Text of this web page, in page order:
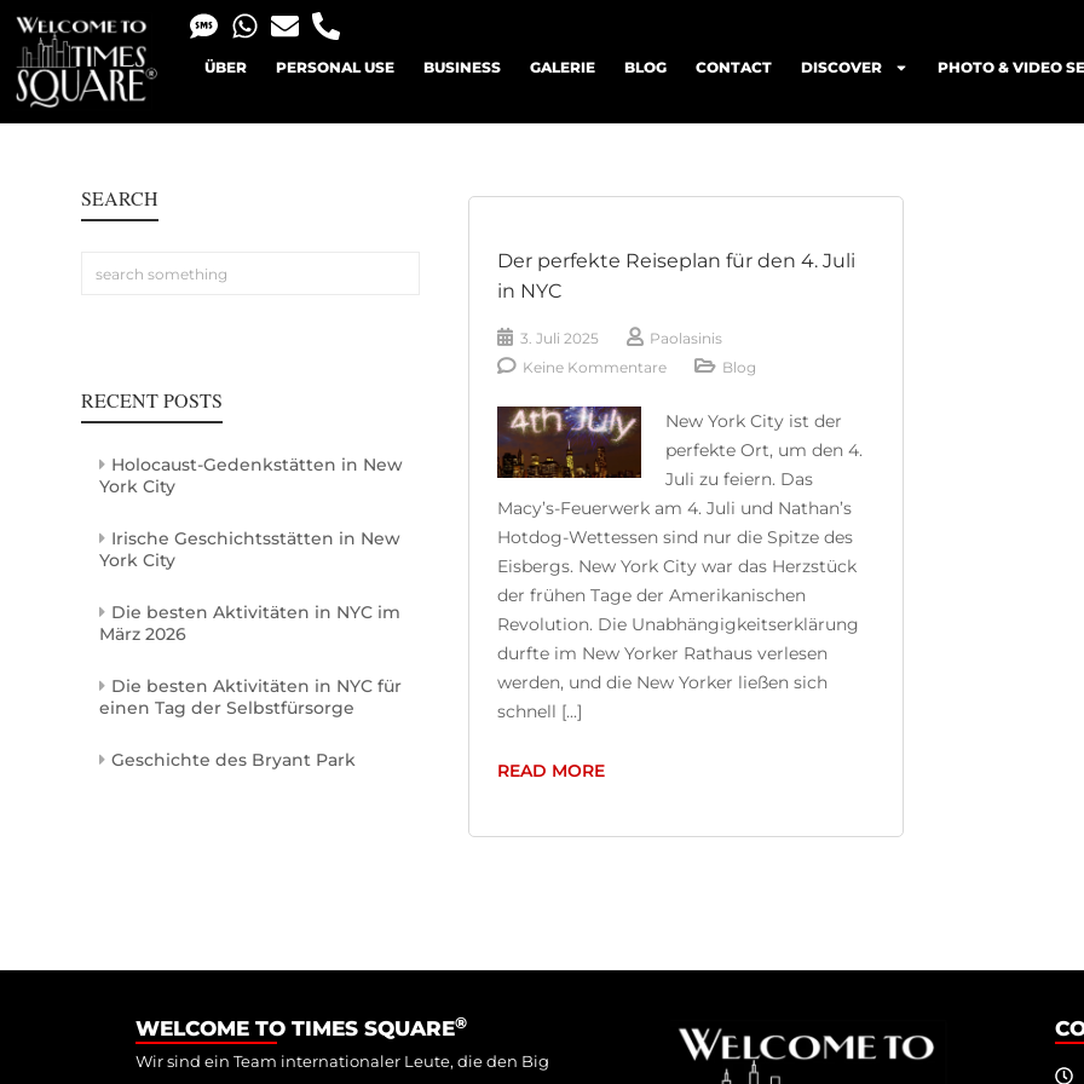
ÜBER PERSONAL USE BUSINESS GALERIE BLOG CONTACT DISCOVER PHOTO & VIDEO
SEARCH
RECENT POSTS
Holocaust-Gedenkstätten in New
York City
Irische Geschichtsstätten in New
York City
Die besten Aktivitäten in NYC im
März 2026
Die besten Aktivitäten in NYC für
einen Tag der Selbstfürsorge
Geschichte des Bryant Park
Der perfekte Reiseplan für den 4. Juli
in NYC
3. Juli 2025
Paolasinis
Keine Kommentare
Blog
New York City ist der
perfekte Ort, um den 4.
Juli zu feiern. Das
Macy’s-Feuerwerk am 4. Juli und Nathan’s
Hotdog-Wettessen sind nur die Spitze des
Eisbergs. New York City war das Herzstück
der frühen Tage der Amerikanischen
Revolution. Die Unabhängigkeitserklärung
durfte im New Yorker Rathaus verlesen
werden, und die New Yorker ließen sich
schnell [...]
READ MORE
WELCOME TO TIMES SQUARE®
Wir sind ein Team internationaler Leute, die den Big